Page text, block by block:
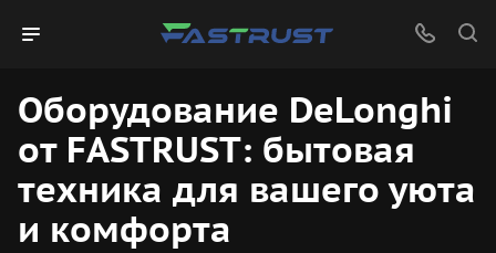
Оборудование DeLonghi
от FASTRUST: бытовая
техника для вашего уюта
и комфорта